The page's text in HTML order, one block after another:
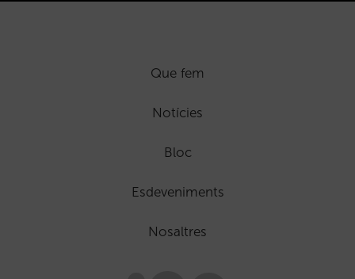
Que fem
Notícies
Bloc
Esdeveniments
Nosaltres